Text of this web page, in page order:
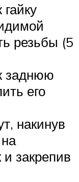
резьбы (5
заднюю
его
накинув
закрепив